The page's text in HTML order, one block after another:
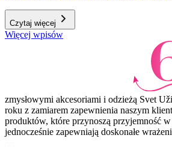
Czytaj więcej
Więcej wpisów
zmysłowymi akcesoriami i odzieżą Svet
roku z zamiarem zapewnienia naszym
produktów, które przynoszą przyjemność
jednocześnie zapewniają doskonałe